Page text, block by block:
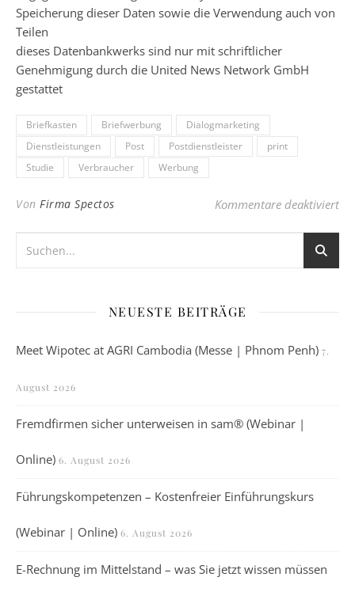
Speicherung dieser Daten sowie die Verwendung auch von
Teilen
dieses Datenbankwerks sind nur mit schriftlicher
Genehmigung durch die United News Network GmbH
gestattet
Briefkasten Briefwerbung
Dialogmarketing
Dienstleistungen
Post Postdienstleister
print
Studie
Verbraucher Werbung
Von Firma Spectos Kommentare deaktiviertfür
NEUESTE BEITRÄGE
Meet Wipotec at AGRI Cambodia (Messe | Phnom Penh) 7.
August 2026
Fremdfirmen sicher unterweisen in sam® (Webinar |
Online) 6. August 2026
Führungskompetenzen – Kostenfreier Einführungskurs
(Webinar | Online) 6. August 2026
E-Rechnung im Mittelstand – was Sie jetzt wissen müssen